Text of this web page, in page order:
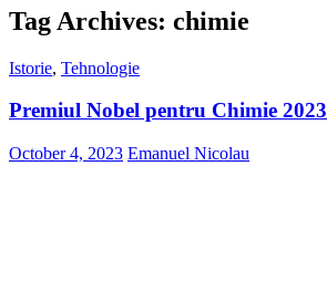
Tag Archives: chimie
Istorie, Tehnologie
Premiul Nobel pentru Chimie 2023
October 4, 2023 Emanuel Nicolau